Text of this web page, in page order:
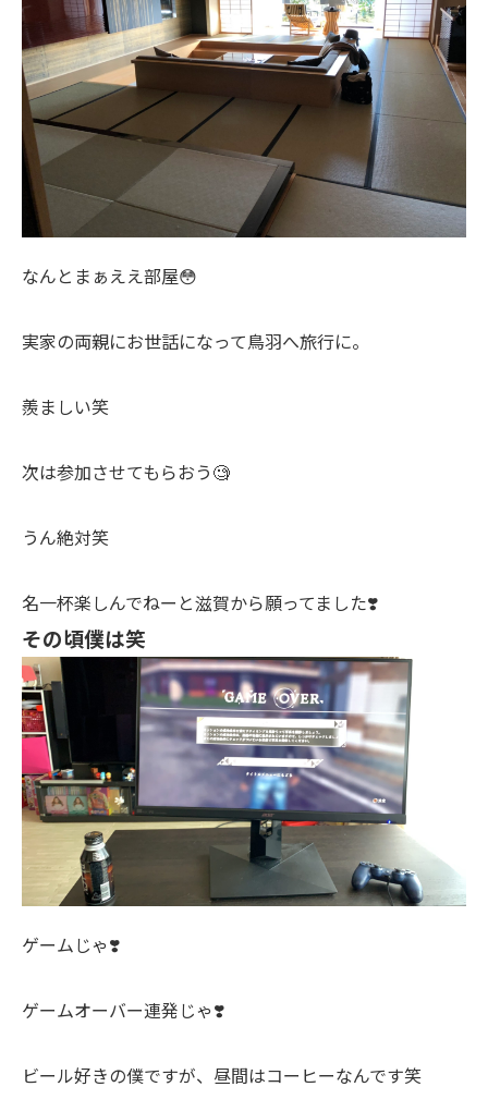
なんとまぁええ部屋😳
実家の両親にお世話になって鳥羽へ旅行に。
羨ましい笑
次は参加させてもらおう🧐
うん絶対笑
名一杯楽しんでねーと滋賀から願ってました❣️
その頃僕は笑
ゲームじゃ❣️
ゲームオーバー連発じゃ❣️
ビール好きの僕ですが、昼間はコーヒーなんです笑